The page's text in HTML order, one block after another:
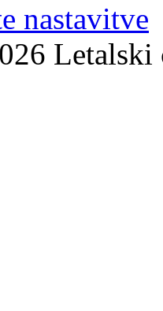
nastavitve
Letalski